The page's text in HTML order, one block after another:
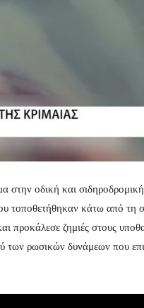
στην οδική και
τοποθετήθηκαν κάτω από τη
προκάλεσε ζημιές στους
των ρωσικών δυνάμεων που